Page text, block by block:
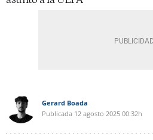
Gerard Boada
Publicada 12 agosto 2025 00:32h